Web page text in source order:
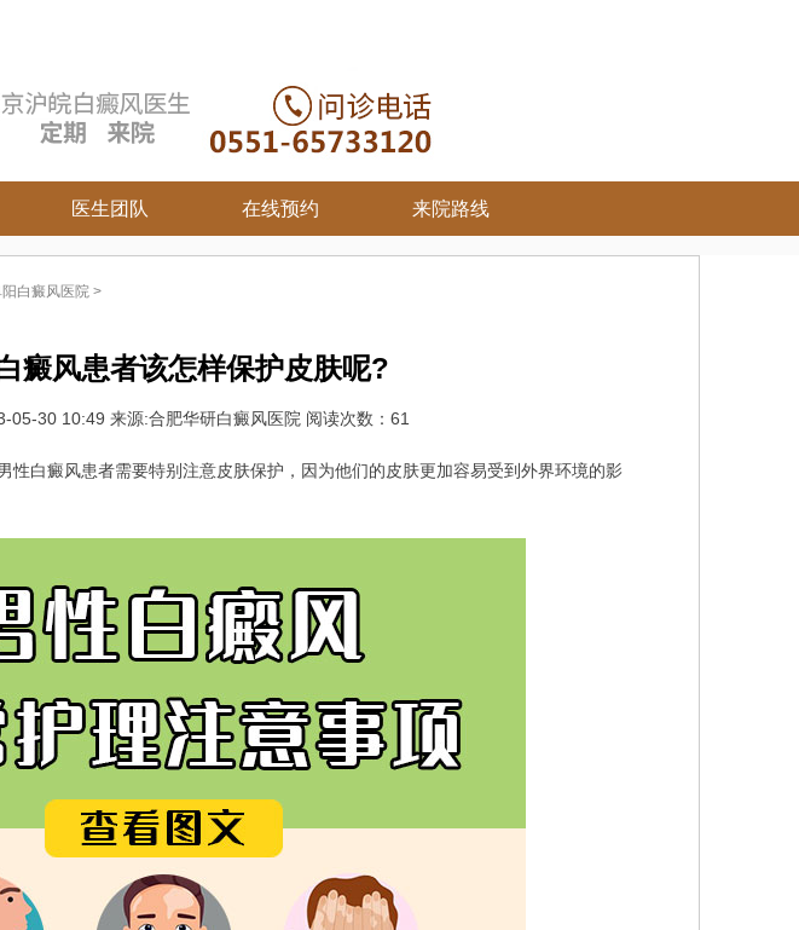
院
院
院
院
六安白癜风医院
芜湖白癜风医院
宣城白癜风医院
池州白癜风医院
医生团队 在线预约 来院路线
白癜风医院 >
癜风患者该怎样保护皮肤呢?
05-30 10:49 来源:合肥华研白癜风医院 阅读次数：61
性白癜风患者需要特别注意皮肤保护，因为他们的皮肤更加容易受到外界环境的影